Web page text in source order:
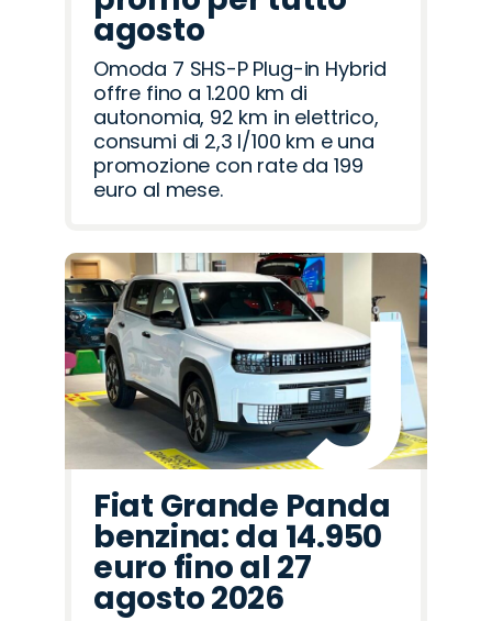
agosto
Omoda 7 SHS-P Plug-in Hybrid
offre fino a 1.200 km di
autonomia, 92 km in elettrico,
consumi di 2,3 l/100 km e una
promozione con rate da 199
euro al mese.
Fiat Grande Panda
benzina: da 14.950
euro fino al 27
agosto 2026